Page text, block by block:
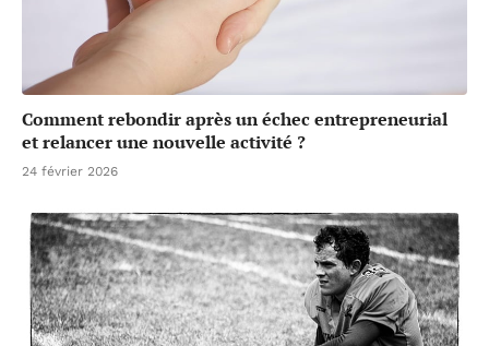
Comment rebondir après un échec entrepreneurial
et relancer une nouvelle activité ?
24 février 2026